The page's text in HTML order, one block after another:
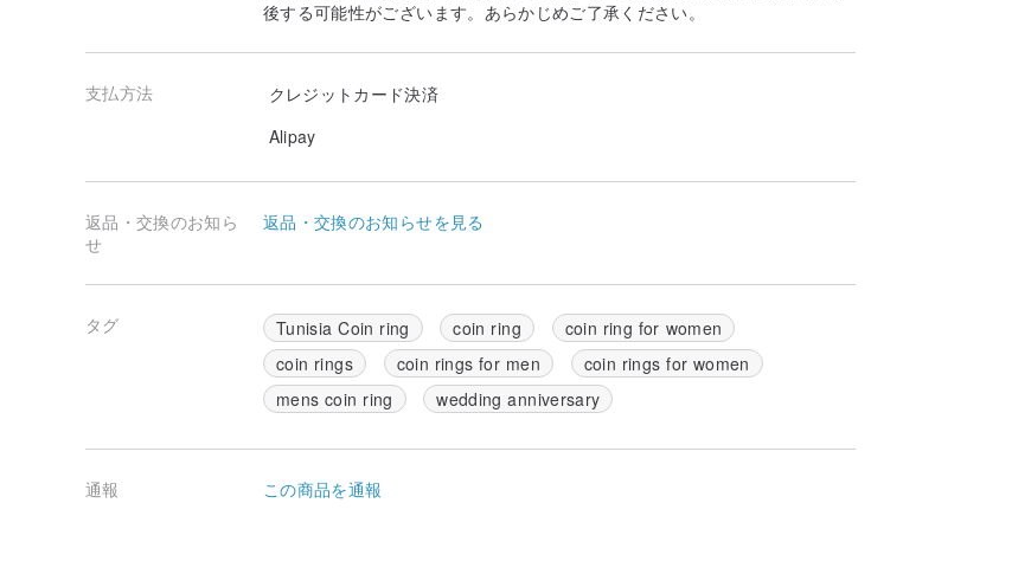
後する可能性がございます。あらかじめご了承ください。
支払方法
クレジットカード決済
Alipay
返品・交換のお知ら
せ
返品・交換のお知らせを見る
タグ Tunisia Coin ring coin ring
coin ring for women
coin rings
coin rings for men
coin rings for women
mens coin ring
wedding anniversary
通報 この商品を通報